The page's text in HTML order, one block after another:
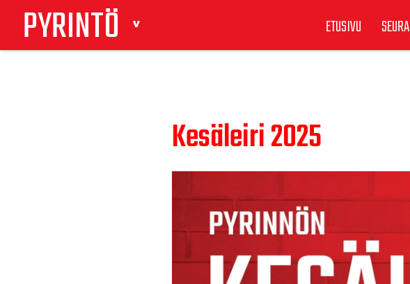
PYRINTÖ ETUSIVU SEURA
Kesäleiri 2025